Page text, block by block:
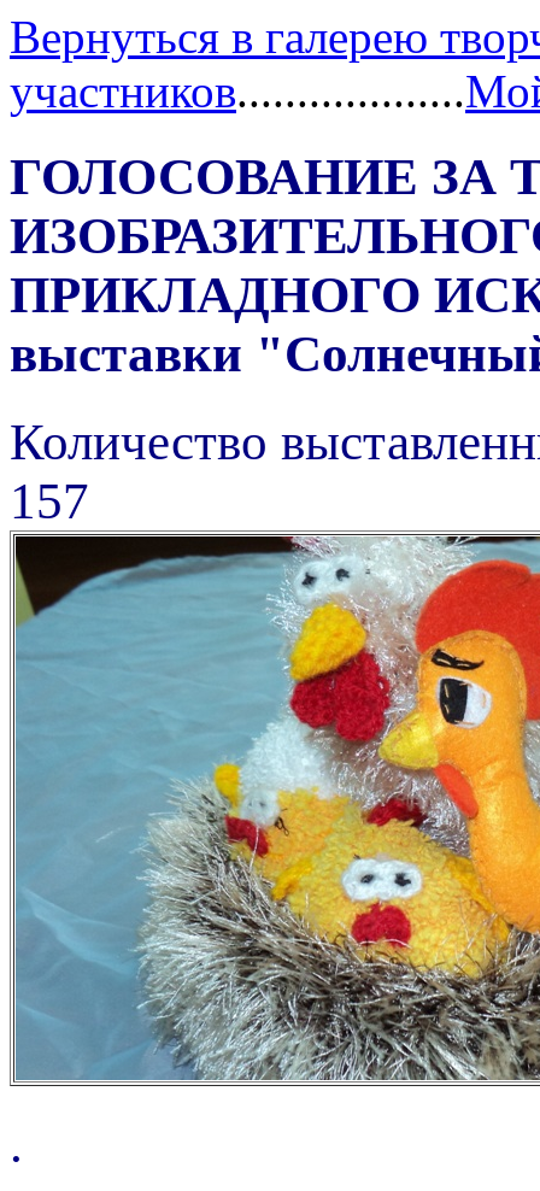
Вернуться в галерею
участников...................
ГОЛОСОВАНИЕ ЗА
ПРИКЛАДНОГО
выставки
Количество
157
.